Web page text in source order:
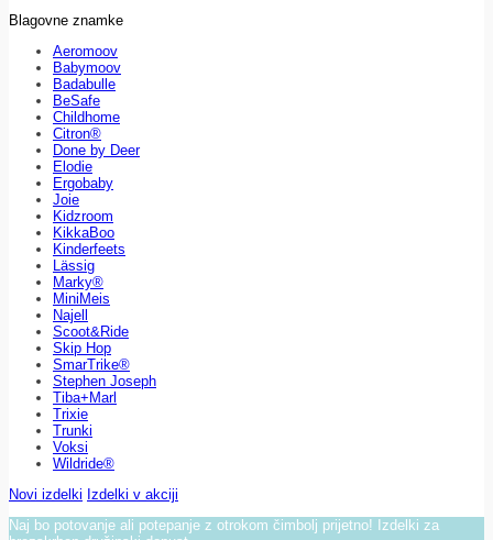
Blagovne znamke
Aeromoov
Babymoov
Badabulle
BeSafe
Childhome
Citron®
Done by Deer
Elodie
Ergobaby
Joie
Kidzroom
KikkaBoo
Kinderfeets
Lässig
Marky®
MiniMeis
Najell
Scoot&Ride
Skip Hop
SmarTrike®
Stephen Joseph
Tiba+Marl
Trixie
Trunki
Voksi
Wildride®
Novi izdelki Izdelki v akciji
Naj bo potovanje ali potepanje z otrokom čimbolj prijetno! Izdelki za